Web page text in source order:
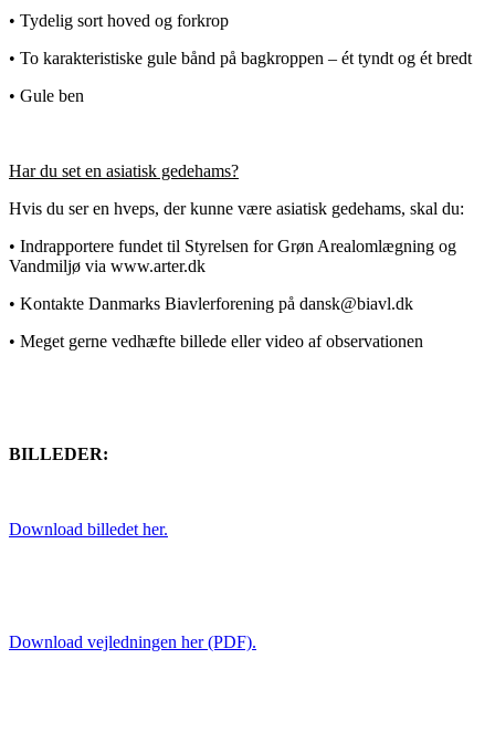
• Tydelig sort hoved og forkrop
• To karakteristiske gule bånd på bagkroppen – ét tyndt og ét bredt
• Gule ben
Har du set en asiatisk gedehams?
Hvis du ser en hveps, der kunne være asiatisk gedehams, skal du:
• Indrapportere fundet til Styrelsen for Grøn Arealomlægning og
Vandmiljø via www.arter.dk
• Kontakte Danmarks Biavlerforening på dansk@biavl.dk
• Meget gerne vedhæfte billede eller video af observationen
BILLEDER:
Download billedet her.
Download vejledningen her (PDF).